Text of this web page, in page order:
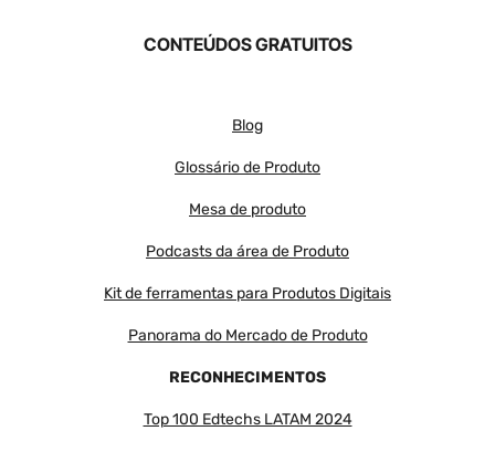
CONTEÚDOS GRATUITOS
Blog
Glossário de Produto
Mesa de produto
Podcasts da área de Produto
Kit de ferramentas para Produtos Digitais
Panorama do Mercado de Produto
RECONHECIMENTOS
Top 100 Edtechs LATAM 2024